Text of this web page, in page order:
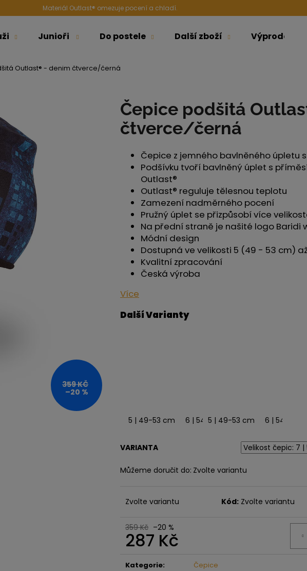
Materiál Outlast® omezuje pocení a chladí.
Junioři Do postele Další zboží Výprodej
Outlast® - denim čtverce/černá
Čepice podšitá
čtverce/černá
Čepice z jemného bavlněného úpletu
Podšívku tvoří bavlněný úplet s
Outlast®
Outlast® reguluje tělesnou teplotu
Zamezení nadměrného pocení
Pružný úplet se přizpůsobí více
Na přední straně je našité logo Baridi
Módní design
Dostupná ve velikosti 5 (49 - 53 cm)
Kvalitní zpracování
Česká výroba
Více
5 | 49-53 cm 6 | 54-57 cm 7 | 58-62 cm
5 | 49-53 cm 6 | 54-57 cm
VARIANTA
Můžeme doručit do: Zvolte variantu
Zvolte variantu Kód: Zvolte variantu
359 Kč –20 %
287 Kč
cena:
Kategorie:
Čepice
359 KČ
–20 %
Doporučujeme
HIGH LONG DÁMSKÉ TENKÉ
- ČERNÁ
Kč
ŠORTKY HIGH LONG DÁMSKÉ TENKÉ
OUTLAST® - PEARL
759 Kč